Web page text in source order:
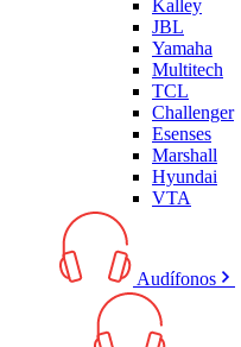
Kalley
JBL
Yamaha
Multitech
TCL
Challenger
Esenses
Marshall
Hyundai
VTA
Audífonos